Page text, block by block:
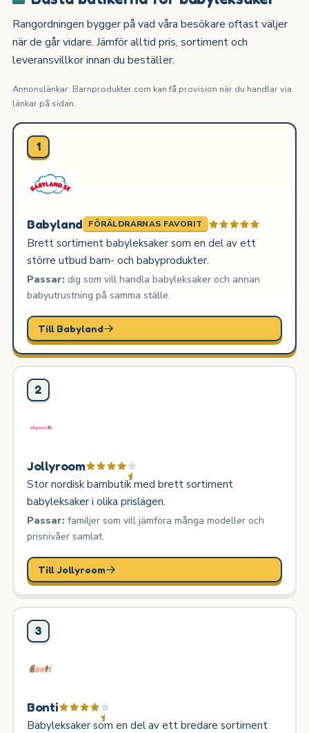
Rangordningen bygger på vad våra besökare oftast väljer
när de går vidare. Jämför alltid pris, sortiment och
leveransvillkor innan du beställer.
Annonslänkar: Barnprodukter.com kan få provision när du handlar via
länkar på sidan.
1
Babyland FÖRÄLDRARNAS FAVORIT
Brett sortiment babyleksaker som en del av ett
större utbud barn- och babyprodukter.
Passar:dig som vill handla babyleksaker och annan
babyutrustning på samma ställe.
Till Babyland
2
Jollyroom
Stor nordisk barnbutik med brett sortiment
babyleksaker i olika prislägen.
Passar:familjer som vill jämföra många modeller och
prisnivåer samlat.
Till Jollyroom
3
Bonti
Babyleksaker som en del av ett bredare sortiment